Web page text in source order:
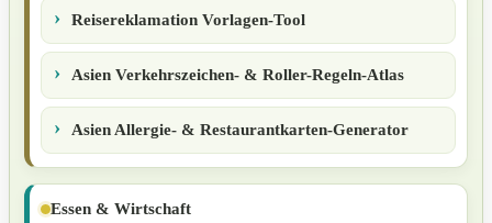
Reisereklamation Vorlagen-Tool
Asien Verkehrszeichen- & Roller-Regeln-Atlas
Asien Allergie- & Restaurantkarten-Generator
Essen & Wirtschaft